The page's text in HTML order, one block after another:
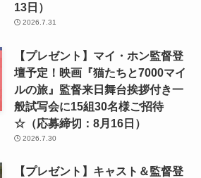
13日）
2026.7.31
【プレゼント】マイ・ホン監督登
壇予定！映画『猫たちと7000マイ
ルの旅』監督来日舞台挨拶付き一
般試写会に15組30名様ご招待
☆（応募締切：8月16日）
2026.7.30
【プレゼント】キャスト＆監督登